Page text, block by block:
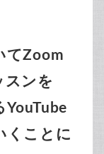
てZoom
スンを
くことに